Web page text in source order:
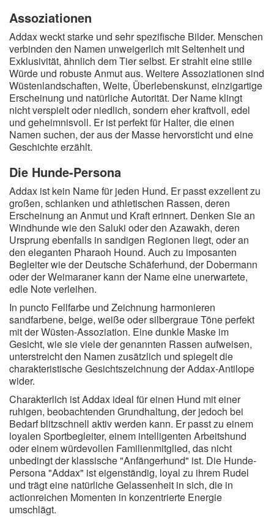
Assoziationen
Addax weckt starke und sehr spezifische Bilder. Menschen
verbinden den Namen unweigerlich mit Seltenheit und
Exklusivität, ähnlich dem Tier selbst. Er strahlt eine stille
Würde und robuste Anmut aus. Weitere Assoziationen sind
Wüstenlandschaften, Weite, Überlebenskunst, einzigartige
Erscheinung und natürliche Autorität. Der Name klingt
nicht verspielt oder niedlich, sondern eher kraftvoll, edel
und geheimnisvoll. Er ist perfekt für Halter, die einen
Namen suchen, der aus der Masse hervorsticht und eine
Geschichte erzählt.
Die Hunde-Persona
Addax ist kein Name für jeden Hund. Er passt exzellent zu
großen, schlanken und athletischen Rassen, deren
Erscheinung an Anmut und Kraft erinnert. Denken Sie an
Windhunde wie den Saluki oder den Azawakh, deren
Ursprung ebenfalls in sandigen Regionen liegt, oder an
den eleganten Pharaoh Hound. Auch zu imposanten
Begleiter wie der Deutsche Schäferhund, der Dobermann
oder der Weimaraner kann der Name eine unerwartete,
edle Note verleihen.
In puncto Fellfarbe und Zeichnung harmonieren
sandfarbene, beige, weiße oder silbergraue Töne perfekt
mit der Wüsten-Assoziation. Eine dunkle Maske im
Gesicht, wie sie viele der genannten Rassen aufweisen,
unterstreicht den Namen zusätzlich und spiegelt die
charakteristische Gesichtszeichnung der Addax-Antilope
wider.
Charakterlich ist Addax ideal für einen Hund mit einer
ruhigen, beobachtenden Grundhaltung, der jedoch bei
Bedarf blitzschnell aktiv werden kann. Er passt zu einem
loyalen Sportbegleiter, einem intelligenten Arbeitshund
oder einem würdevollen Familienmitglied, das nicht
unbedingt der klassische "Anfängerhund" ist. Die Hunde-
Persona "Addax" ist eigenständig, loyal zu ihrem Rudel
und trägt eine natürliche Gelassenheit in sich, die in
actionreichen Momenten in konzentrierte Energie
umschlägt.